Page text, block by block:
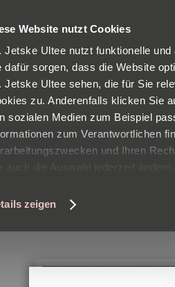
Website nutzt Cookies
Jetske Ultee nutzt funktionelle
dafür sorgen, dass die Website
Jetske Ultee sehen, die für Sie
zu. Anderenfalls klicken Sie
sozialen Medien zum Beispiel
zum Verantwortlichen
und Ihren
auch die Auswahl jederzeit ändern.
zeigen
Meine